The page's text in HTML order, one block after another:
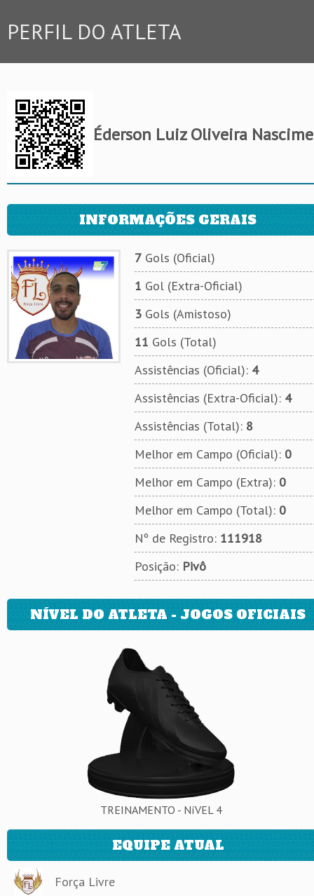
PERFIL DO ATLETA
Éderson Luiz Oliveira
INFORMAÇÕES GERAIS
7Gols (Oficial)
1 Gol (Extra-Oficial)
3Gols (Amistoso)
11 Gols (Total)
Assistências (Oficial): 4
Assistências (Extra-Oficial): 4
Assistências (Total): 8
Melhor em Campo (Oficial): 0
Melhor em Campo (Extra): 0
Melhor em Campo (Total): 0
Nº de Registro: 111918
Posição: Pivô
NÍVEL DO ATLETA - JOGOS OFICIAIS
TREINAMENTO - NíVEL 4
EQUIPE ATUAL
Força Livre